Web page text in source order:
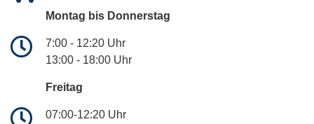
Montag bis Donnerstag
7:00 - 12:20 Uhr
13:00 - 18:00 Uhr
Freitag
07:00-12:20 Uhr